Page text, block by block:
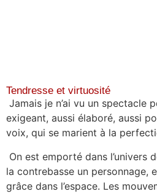
Tendresse et virtuosité
Jamais je n’ai vu un spectacle
exigeant, aussi élaboré, aussi
voix, qui se marient à la
On est emporté dans l’univers
la contrebasse un personnage,
grâce dans l’espace. Les